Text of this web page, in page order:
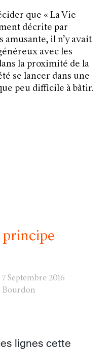
que «La Vie
décrite par
amusante, il n’y avait
avec les
la proximité de la
se lancer dans une
peu difficile à bâtir.
principe
7 Septembre 2016
Bourdon
lignes cette